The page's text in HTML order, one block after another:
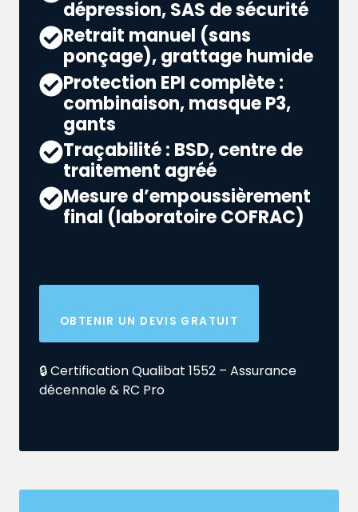
dépression, SAS de sécurité
Retrait manuel (sans
ponçage), grattage humide
Protection EPI complète :
combinaison, masque P3,
gants
Traçabilité : BSD, centre de
traitement agréé
Mesure d’empoussièrement
final (laboratoire COFRAC)
OBTENIR UN DEVIS GRATUIT
🔒 Certification Qualibat 1552 – Assurance
décennale & RC Pro